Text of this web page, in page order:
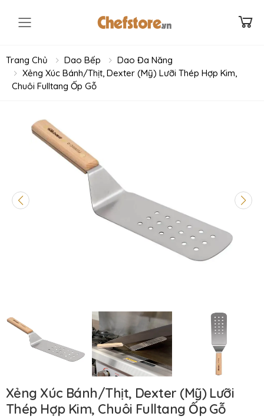
Toggle mobile menu
Trang Chủ Dao Bếp
Dao Đa Năng
Xẻng Xúc Bánh/Thịt, Dexter (Mỹ) Lưỡi Thép Hợp Kim,
Chuôi Fulltang Ốp Gỗ
Xẻng Xúc Bánh/Thịt, Dexter (Mỹ) Lưỡi
Thép Hợp Kim, Chuôi Fulltang Ốp Gỗ